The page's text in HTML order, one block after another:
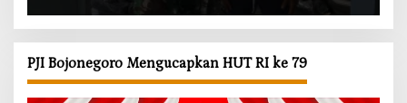
PJI Bojonegoro Mengucapkan HUT RI ke 79